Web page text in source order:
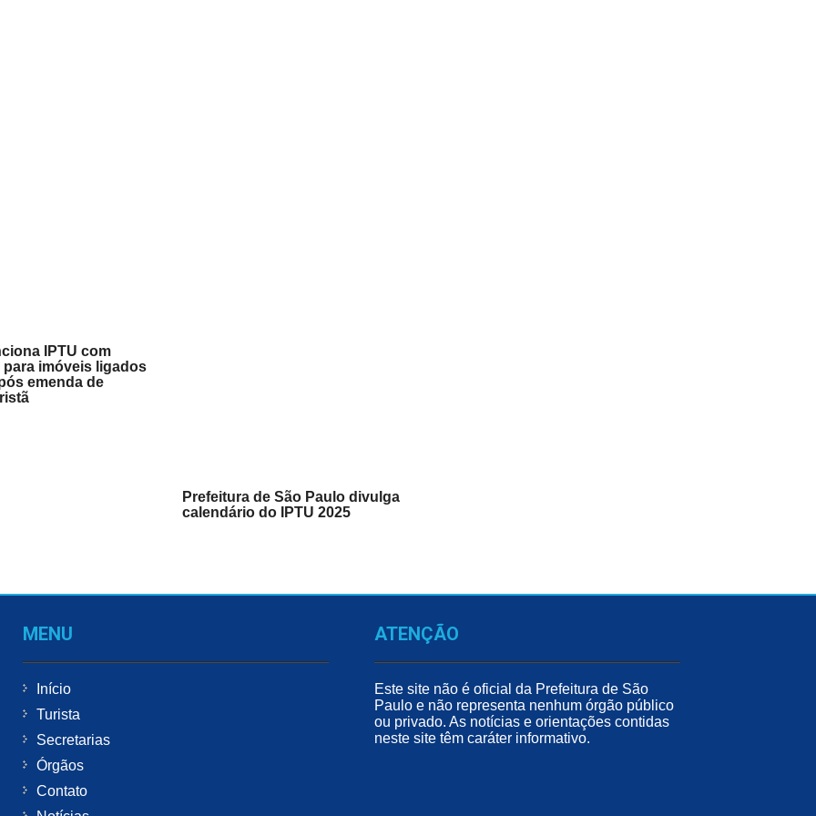
IPTU com
para imóveis ligados
emenda de
Prefeitura de São Paulo divulga
calendário do IPTU 2025
MENU
Início
Turista
Secretarias
Órgãos
Contato
ATENÇÃO
Este site não é oficial da Prefeitura de São
Paulo e não representa nenhum órgão público
ou privado. As notícias e orientações contidas
neste site têm caráter informativo.